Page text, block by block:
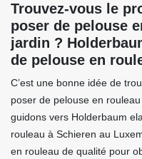
Trouvez-vous le
poser de pelouse
jardin ?
de pelouse en
C’est une bonne idée de
poser de pelouse en
guidons vers Holderbaum
rouleau à Schieren au
en rouleau de qualité pour